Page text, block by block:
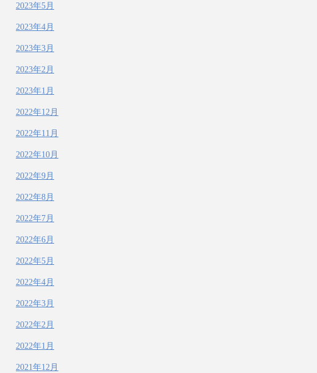
2023年5月
2023年4月
2023年3月
2023年2月
2023年1月
2022年12月
2022年11月
2022年10月
2022年9月
2022年8月
2022年7月
2022年6月
2022年5月
2022年4月
2022年3月
2022年2月
2022年1月
2021年12月